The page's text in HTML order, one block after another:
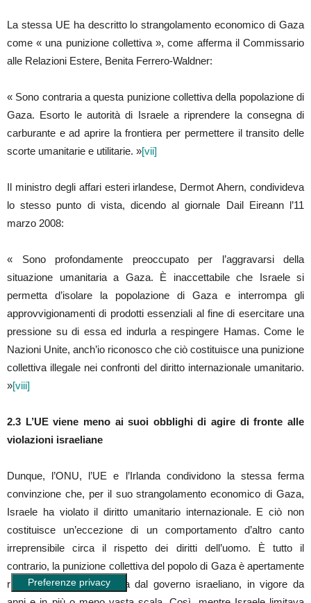
La stessa UE ha descritto lo strangolamento economico di Gaza
come « una punizione collettiva », come afferma il Commissario
alle Relazioni Estere, Benita Ferrero-Waldner:
« Sono contraria a questa punizione collettiva della popolazione di
Gaza. Esorto le autorità di Israele a riprendere la consegna di
carburante e ad aprire la frontiera per permettere il transito delle
scorte umanitarie e utilitarie. »[vii]
Il ministro degli affari esteri irlandese, Dermot Ahern, condivideva
lo stesso punto di vista, dicendo al giornale Dail Eireann l’11
marzo 2008:
« Sono profondamente preoccupato per l’aggravarsi della
situazione umanitaria a Gaza. È inaccettabile che Israele si
permetta d’isolare la popolazione di Gaza e interrompa gli
approvvigionamenti di prodotti essenziali al fine di esercitare una
pressione su di essa ed indurla a respingere Hamas. Come le
Nazioni Unite, anch’io riconosco che ciò costituisce una punizione
collettiva illegale nei confronti del diritto internazionale umanitario.
»[viii]
2.3 L’UE viene meno ai suoi obblighi di agire di fronte alle
violazioni israeliane
Dunque, l’ONU, l’UE e l’Irlanda condividono la stessa ferma
convinzione che, per il suo strangolamento economico di Gaza,
Israele ha violato il diritto umanitario internazionale. E ciò non
costituisce un’eccezione di un comportamento d’altro canto
irreprensibile circa il rispetto dei diritti dell’uomo. È tutto il
contrario, la punizione collettiva del popolo di Gaza è apertamente
riconosciuta come politica dal governo israeliano, in vigore da